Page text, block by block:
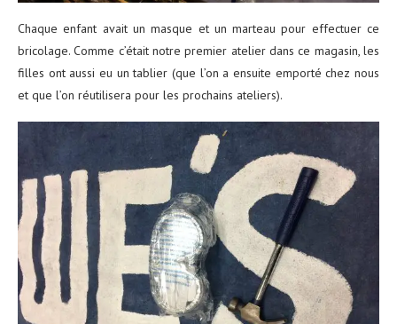
Chaque enfant avait un masque et un marteau pour effectuer ce
bricolage. Comme c’était notre premier atelier dans ce magasin, les
filles ont aussi eu un tablier (que l’on a ensuite emporté chez nous
et que l’on réutilisera pour les prochains ateliers).